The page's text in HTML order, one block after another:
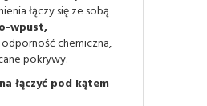
łączy się ze sobą
wpust,
chemiczna,
pokrywy.
łączyć pod kątem